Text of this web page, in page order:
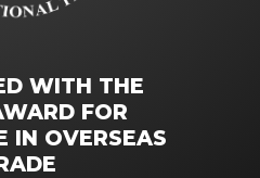
WITH THE
FOR
IN OVERSEAS